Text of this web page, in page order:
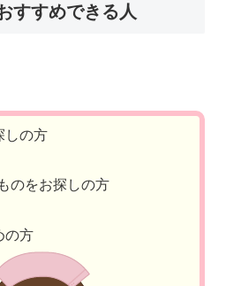
すすめできる人
しの方
のをお探しの方
の方